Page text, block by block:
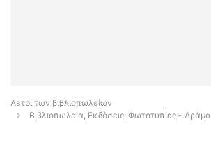
Αετοί των βιβλιοπωλείων
Βιβλιοπωλεία, Εκδόσεις, Φωτοτυπίες - Δράμα